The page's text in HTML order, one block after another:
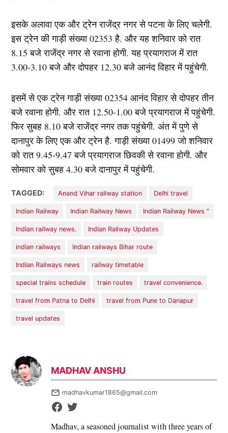
इसके अलावा एक और ट्रेन राजेंद्र नगर से पटना के लिए चलेगी.
इस ट्रेन की गाड़ी संख्या 02353 है. और यह शनिवार को रात
8.15 बजे राजेंद्र नगर से रवाना होगी. यह प्रयागराज में रात
3.00-3.10 बजे और दोपहर 12.30 बजे आनंद विहार में पहुंचेगी.
इसमें से एक ट्रेन गाड़ी संख्या 02354 आनंद विहार से दोपहर तीन
बजे रवाना होगी. और रात 12.50-1.00 बजे प्रयागराज में पहुंचेगी.
फिर सुबह 8.10 बजे राजेंद्र नगर तक पहुंचेगी. अंत में पुणे से
दानापुर के लिए एक और ट्रेन है. गाड़ी संख्या 01499 जो शनिवार
को रात 9.45-9.47 बजे प्रयागराज छिवकी से रवाना होगी. और
सोमवार को सुबह 4.30 बजे दानापुर में पहुंचेगी.
TAGGED: Anand Vihar railway station Delhi travel
Indian Railway Indian Railway News Indian Railway News "
Indian railway news. Indian Railway Updates
indian railways Indian railways Bihar route
Indian Railways news railway timetable
special trains schedule train routes travel convenience.
travel from Patna to Delhi travel from Pune to Danapur
travel updates
MADHAV ANSHU
madhavkumar1865@gmail.com
Madhav, a seasoned journalist with three years of